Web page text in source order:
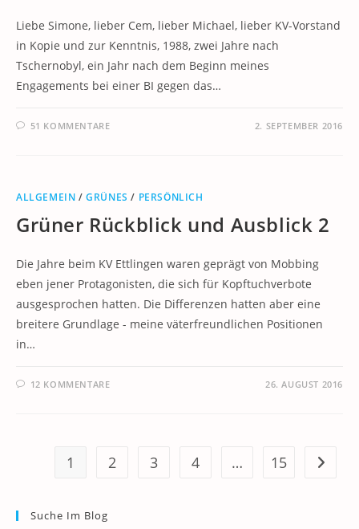
Liebe Simone, lieber Cem, lieber Michael, lieber KV-Vorstand
in Kopie und zur Kenntnis, 1988, zwei Jahre nach
Tschernobyl, ein Jahr nach dem Beginn meines
Engagements bei einer BI gegen das…
51 KOMMENTARE 2. SEPTEMBER 2016
ALLGEMEIN /GRÜNES / PERSÖNLICH
Grüner Rückblick und Ausblick 2
Die Jahre beim KV Ettlingen waren geprägt von Mobbing
eben jener Protagonisten, die sich für Kopftuchverbote
ausgesprochen hatten. Die Differenzen hatten aber eine
breitere Grundlage - meine väterfreundlichen Positionen
in…
12 KOMMENTARE 26. AUGUST 2016
1 2 3 4 … 15 Zur
Suche Im Blog